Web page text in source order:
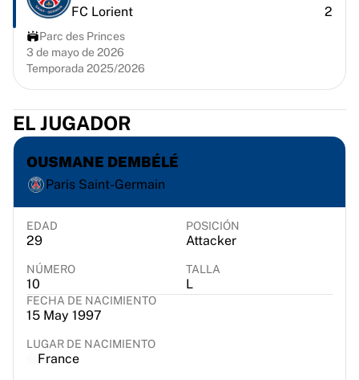
Virtus Bologna
Ver todo el baloncesto
Mejores equipos de la NBA
Charlotte Hornets
Chicago Bulls
LA Clippers
Ver toda la NBA
Mejores equipos europeos
Beşiktaş Gain
Eslovenia
Virtus Bologna
Guerri Napoli
Otros deportes
Ciclismo
Team Visma | Lease a bike
Soudal Quick Step
Netcompany INEOS
FC Lorient 2
Parc des Princes
3 de mayo de 2026
Temporada 2025/2026
EL JUGADOR
OUSMANE DEMBÉLÉ
Paris Saint-Germain
EDAD
29
POSICIÓN
Attacker
NÚMERO
10
TALLA
L
FECHA DE NACIMIENTO
15 May 1997
LUGAR DE NACIMIENTO
France